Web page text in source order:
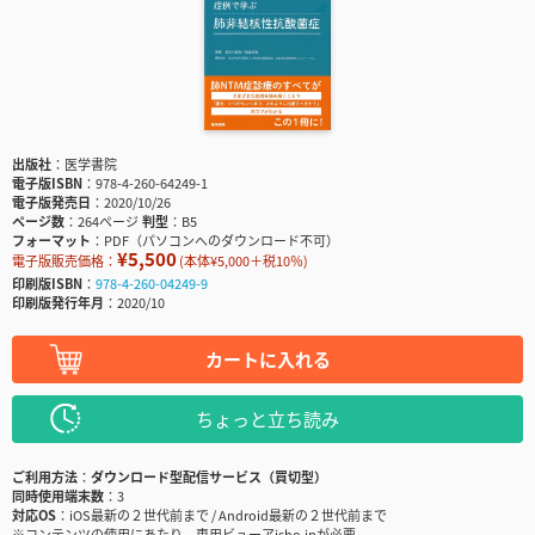
出版社
医学書院
電子版ISBN
978-4-260-64249-1
電子版発売日
2020/10/26
ページ数
264ページ判型
B5
フォーマット
PDF（パソコンへのダウンロード不可）
電子版販売価格： ¥5,500(本体¥5,000＋税10％)
印刷版ISBN
978-4-260-04249-9
印刷版発行年月
2020/10
カートに入れる
ちょっと立ち読み
ご利用方法
ダウンロード型配信サービス（買切型）
同時使用端末数
3
対応OS
iOS最新の２世代前まで / Android最新の２世代前まで